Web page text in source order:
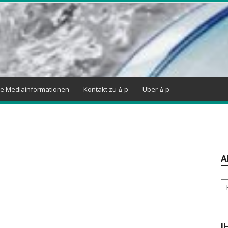
Mediainformationen Kontakt zu Δ p Über Δ p